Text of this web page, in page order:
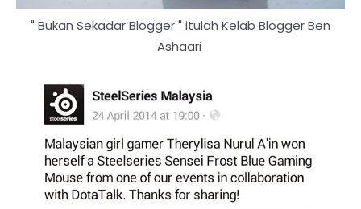
" Bukan Sekadar Blogger " itulah Kelab Blogger Ben
Ashaari